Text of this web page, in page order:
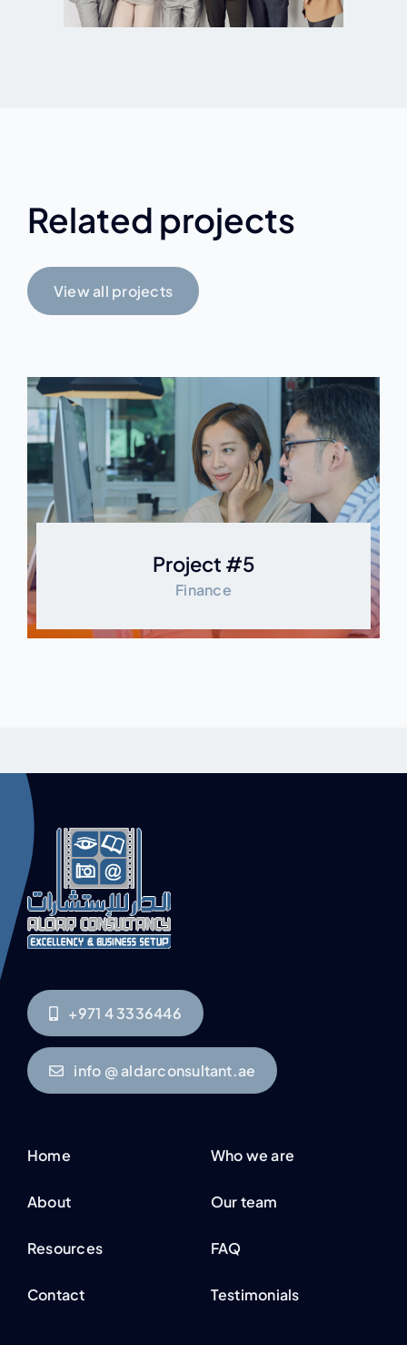
Related projects
View all projects
Project #5
Finance
+971 4 3336446
info @ aldarconsultant.ae
Home
About
Resources
Contact
Who we are
Our team
FAQ
Testimonials